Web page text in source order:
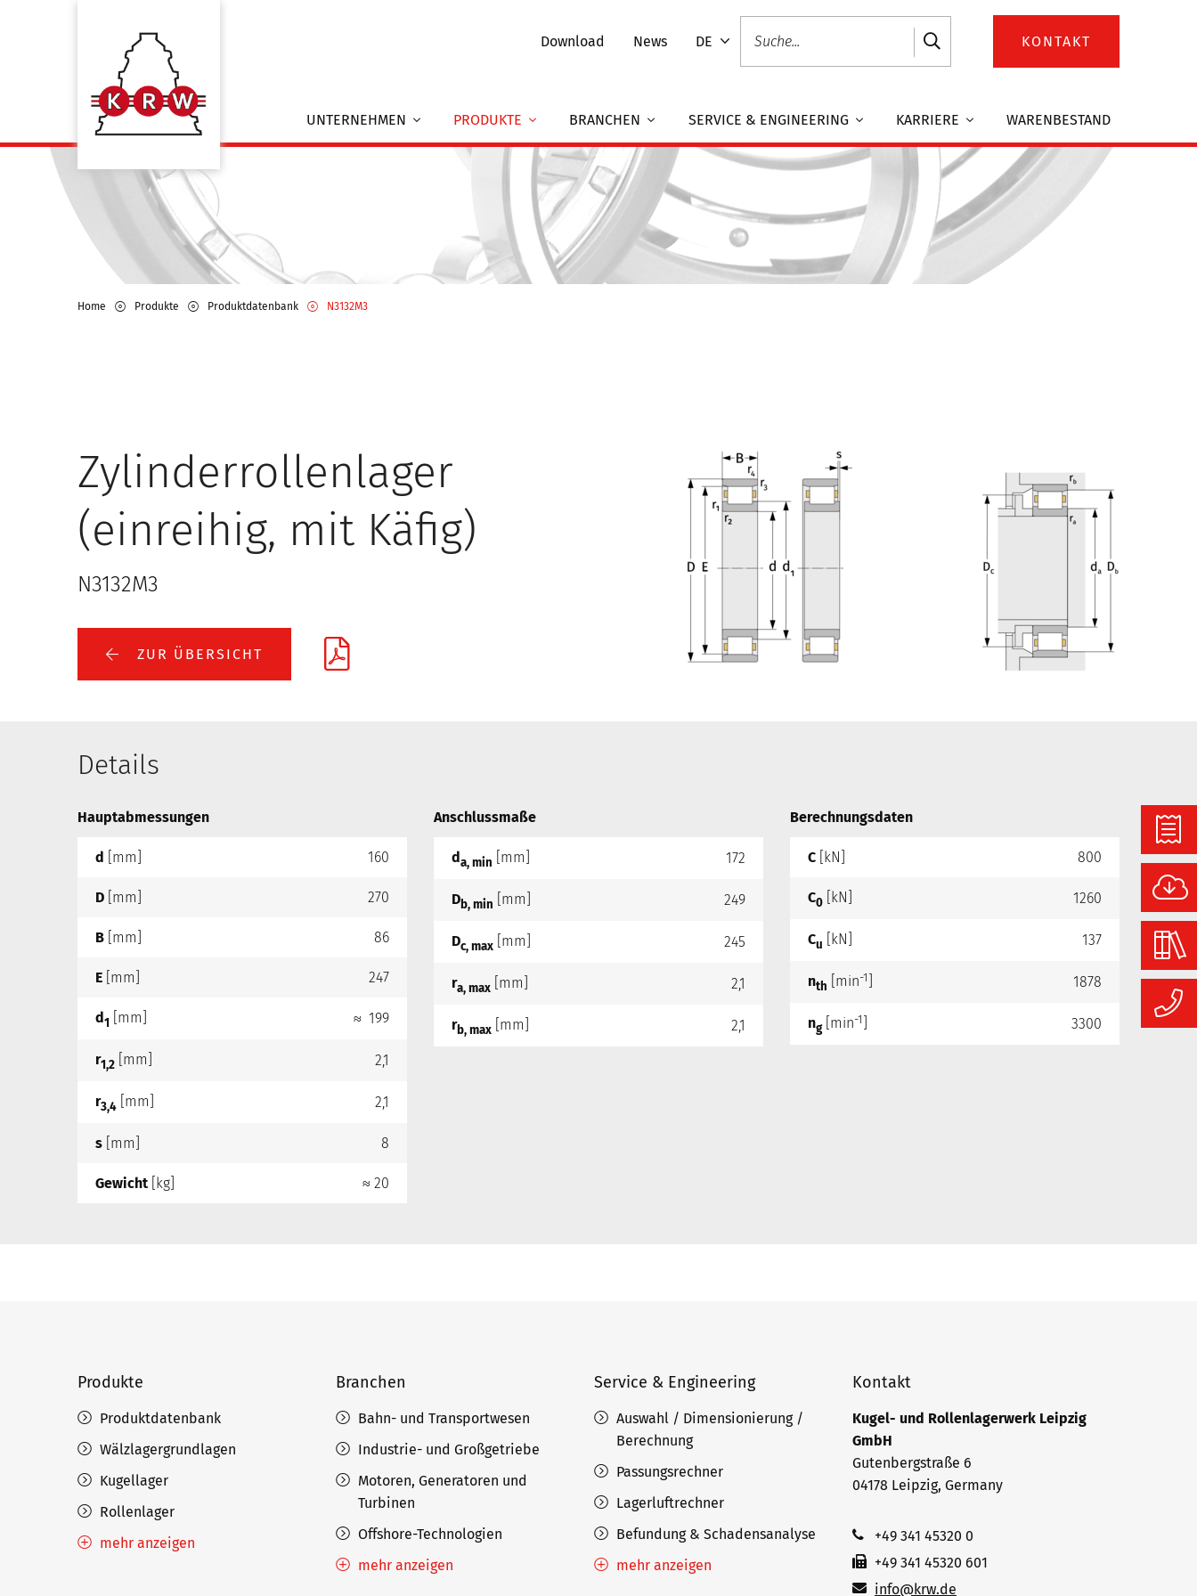
Download News DE KONTAKT
UNTERNEHMEN PRODUKTE BRANCHEN SERVICE & ENGINEERING KARRIERE WARENBESTAND
Home Produkte Produktdatenbank N3132M3
Zylinderrollenlager
(einreihig, mit Käfig)
N3132M3
ZUR ÜBERSICHT
Details
Hauptabmessungen
d [mm] 160
D [mm] 270
B [mm] 86
E [mm] 247
d1 [mm] ≈ 199
r1,2 [mm] 2,1
r3,4 [mm] 2,1
s [mm] 8
Gewicht [kg] ≈ 20
Anschlussmaße
da, min [mm] 172
Db, min [mm] 249
Dc, max [mm] 245
ra, max [mm] 2,1
rb, max [mm] 2,1
Berechnungsdaten
C [kN] 800
C0 [kN] 1260
Cu [kN] 137
nth [min-1 1878
ng[min-1 3300
Produkte
Produktdatenbank
Wälzlagergrundlagen
Kugellager
Rollenlager
mehr anzeigen
Branchen
Bahn- und Transportwesen
Industrie- und Großgetriebe
Motoren, Generatoren und
Turbinen
Offshore-Technologien
mehr anzeigen
Service & Engineering
Auswahl / Dimensionierung /
Berechnung
Passungsrechner
Lagerluftrechner
Befundung & Schadensanalyse
mehr anzeigen
Kontakt
Kugel- und Rollenlagerwerk Leipzig
GmbH
Gutenbergstraße 6
04178 Leipzig, Germany
+49 341 45320 0
+49 341 45320 601
info@krw.de